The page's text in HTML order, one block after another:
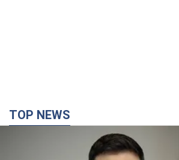
TOP NEWS